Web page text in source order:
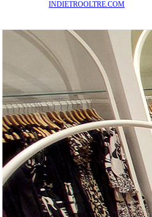
INDIETROOLTRE.COM